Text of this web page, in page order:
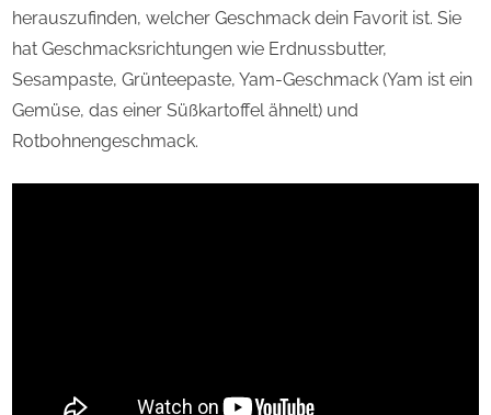
herauszufinden, welcher Geschmack dein Favorit ist. Sie
hat Geschmacksrichtungen wie Erdnussbutter,
Sesampaste, Grünteepaste, Yam-Geschmack (Yam ist ein
Gemüse, das einer Süßkartoffel ähnelt) und
Rotbohnengeschmack.